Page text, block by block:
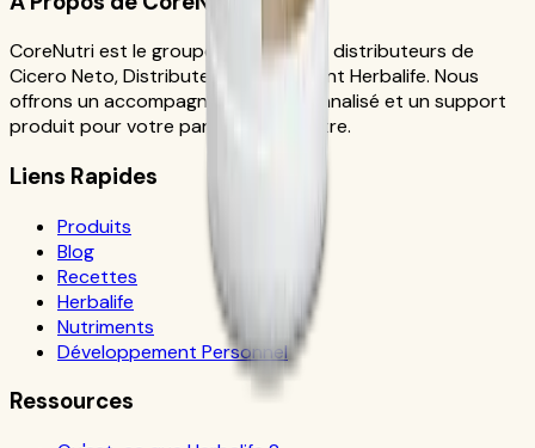
CoreNutri est le groupe de clients et distributeurs de
Cicero Neto, Distributeur Indépendant Herbalife. Nous
offrons un accompagnement personnalisé et un support
produit pour votre parcours bien-être.
Liens Rapides
Produits
Blog
Recettes
Herbalife
Nutriments
Développement Personnel
Ressources